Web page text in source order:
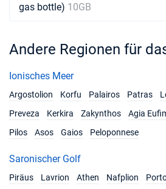
gas bottle) 10GB
Andere Regionen für
Ionisches Meer
Argostolion
Korfu Palairos Patras
Preveza
Kerkira Zakynthos Agia
Pilos
Asos Gaios Peloponnese
Saronischer Golf
Piräus
Lavrion Athen Nafplion